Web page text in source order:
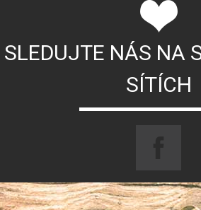
SLEDUJTE NÁS NA
SÍTÍCH